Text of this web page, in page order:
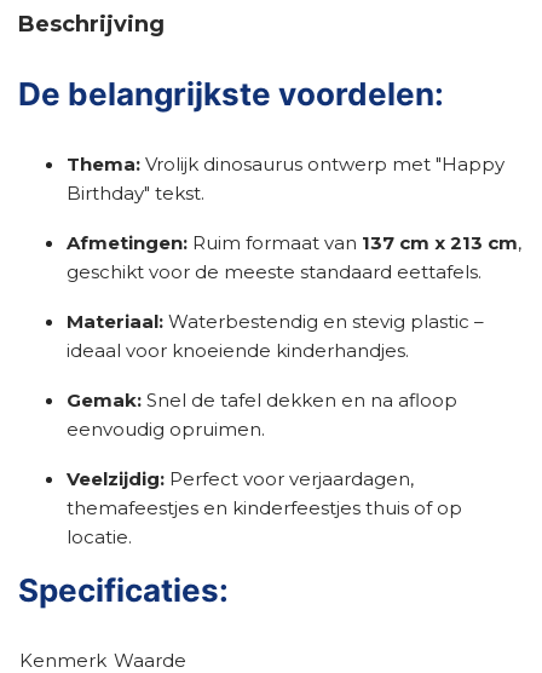
Beschrijving
De belangrijkste voordelen:
Thema: Vrolijk dinosaurus ontwerp met "Happy
Birthday" tekst.
Afmetingen: Ruim formaat van 137 cm x 213 cm,
geschikt voor de meeste standaard eettafels.
Materiaal: Waterbestendig en stevig plastic –
ideaal voor knoeiende kinderhandjes.
Gemak: Snel de tafel dekken en na afloop
eenvoudig opruimen.
Veelzijdig: Perfect voor verjaardagen,
themafeestjes en kinderfeestjes thuis of op
locatie.
Specificaties:
Kenmerk Waarde